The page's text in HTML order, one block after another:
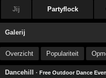
Jij Partyflock
Galerij
Overzicht Populariteit
Dancehill · Free Outdoor Dance